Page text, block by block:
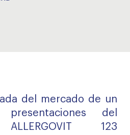
del mercado de un
del
123